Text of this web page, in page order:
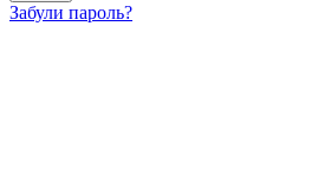
Забули пароль?